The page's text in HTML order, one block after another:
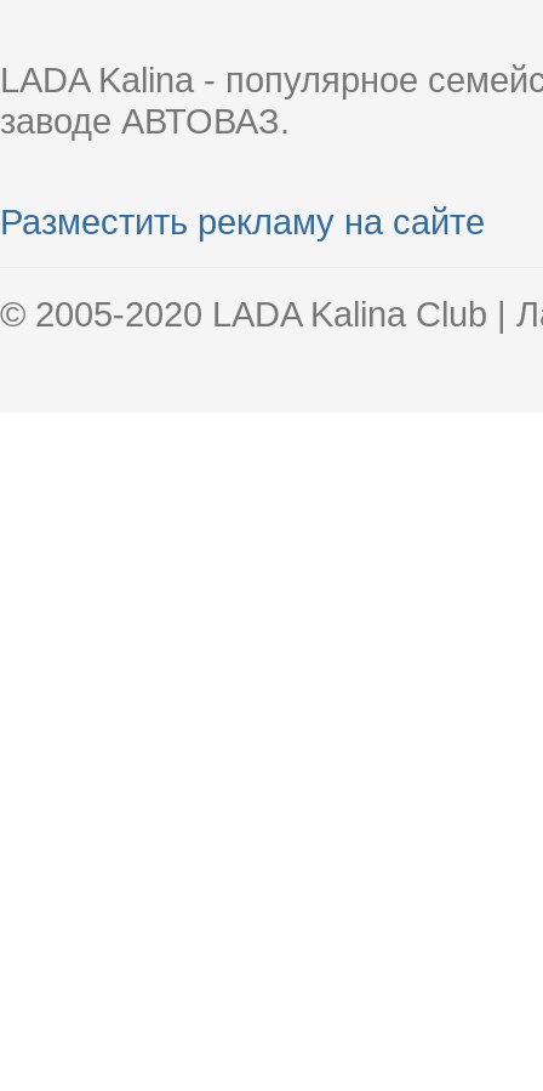
LADA Kalina - популярное
заводе АВТОВАЗ.
Разместить рекламу на сайте
© 2005-2020 LADA Kalina Club |